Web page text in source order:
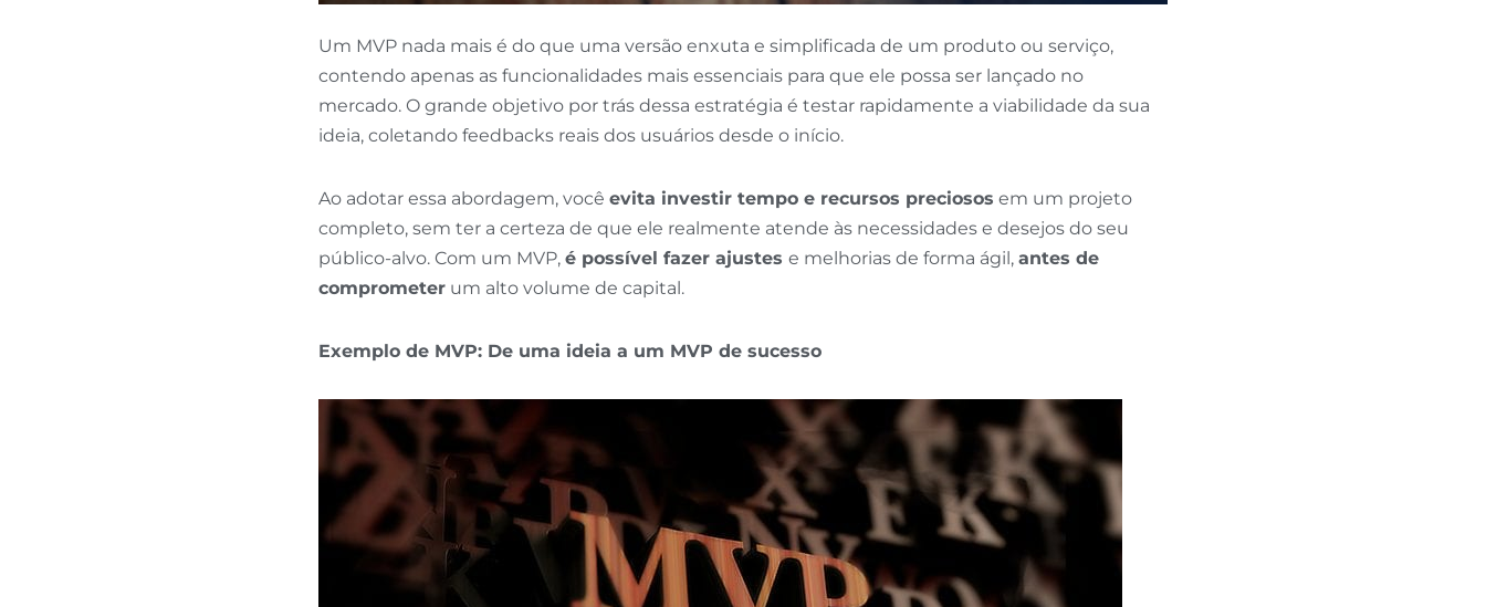
Um MVP nada mais é do que uma versão enxuta e simplificada de um produto ou serviço,
contendo apenas as funcionalidades mais essenciais para que ele possa ser lançado no
mercado. O grande objetivo por trás dessa estratégia é testar rapidamente a viabilidade da sua
ideia, coletando feedbacks reais dos usuários desde o início.
Ao adotar essa abordagem, você evita investir tempo e recursos preciosos em um projeto
completo, sem ter a certeza de que ele realmente atende às necessidades e desejos do seu
público-alvo. Com um MVP, é possível fazer ajustes e melhorias de forma ágil, antes de
comprometer um alto volume de capital.
Exemplo de MVP: De uma ideia a um MVP de sucesso